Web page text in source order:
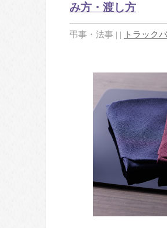
み方・渡し方
弔事・法事 | | トラック